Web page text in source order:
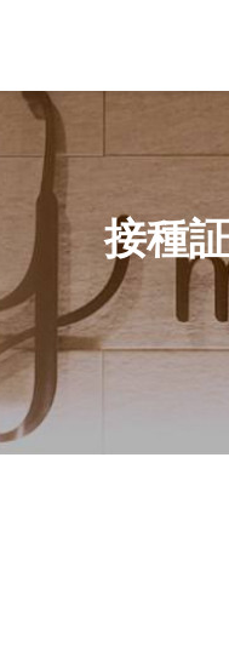
接種